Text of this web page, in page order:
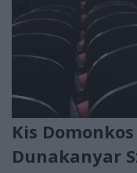
Kis
Dunakanyar